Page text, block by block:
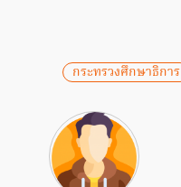
กระทรวงศึกษาธิการ